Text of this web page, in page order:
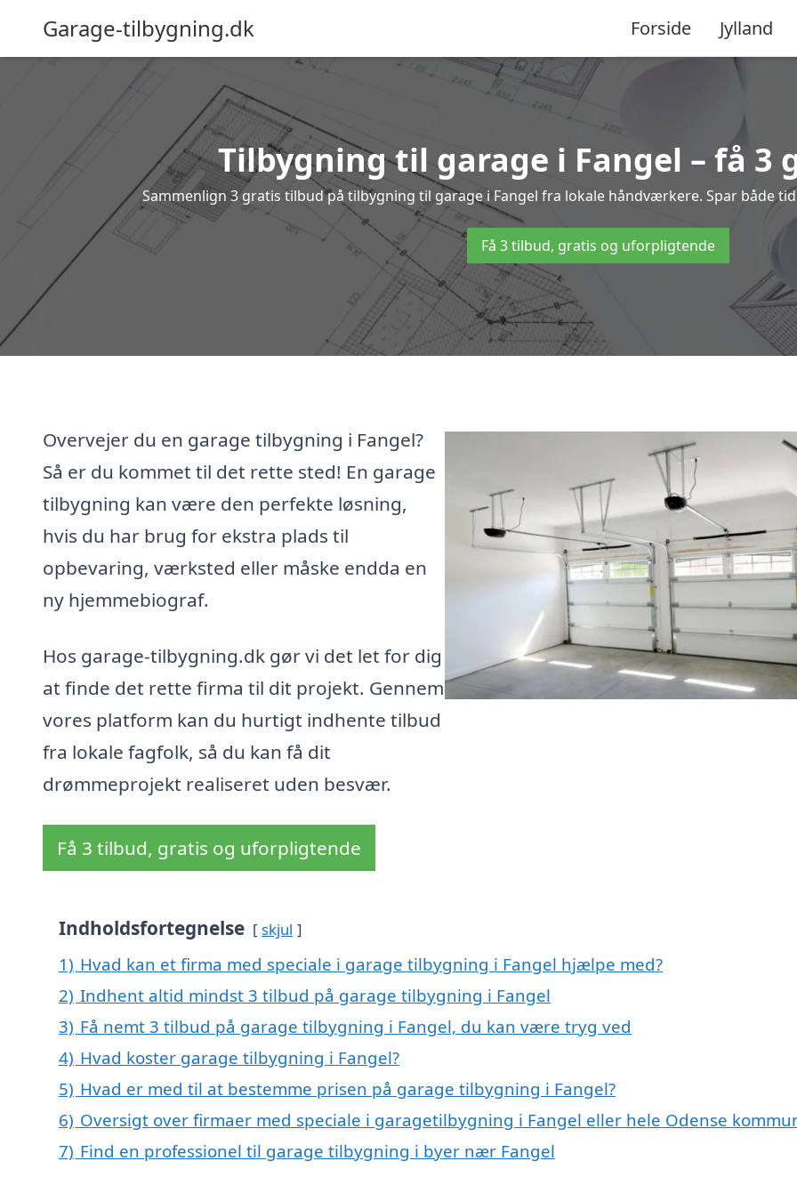
Garage-tilbygning.dk Forside Jylland
Tilbygning til garage i Fangel – få 3
Sammenlign 3 gratis tilbud på tilbygning til garage i Fangel fra lokale håndværkere. Spar både
Få 3 tilbud, gratis og uforpligtende
Overvejer du en garage tilbygning i Fangel?
Så er du kommet til det rette sted! En garage
tilbygning kan være den perfekte løsning,
hvis du har brug for ekstra plads til
opbevaring, værksted eller måske endda en
ny hjemmebiograf.
Hos garage-tilbygning.dk gør vi det let for dig
at finde det rette firma til dit projekt. Gennem
vores platform kan du hurtigt indhente tilbud
fra lokale fagfolk, så du kan få dit
drømmeprojekt realiseret uden besvær.
Få 3 tilbud, gratis og uforpligtende
Indholdsfortegnelse skjul
1) Hvad kan et firma med speciale i garage tilbygning i Fangel hjælpe med?
2) Indhent altid mindst 3 tilbud på garage tilbygning i Fangel
3) Få nemt 3 tilbud på garage tilbygning i Fangel, du kan være tryg ved
4) Hvad koster garage tilbygning i Fangel?
5) Hvad er med til at bestemme prisen på garage tilbygning i Fangel?
6) Oversigt over firmaer med speciale i garagetilbygning i Fangel eller hele Odense
7) Find en professionel til garage tilbygning i byer nær Fangel